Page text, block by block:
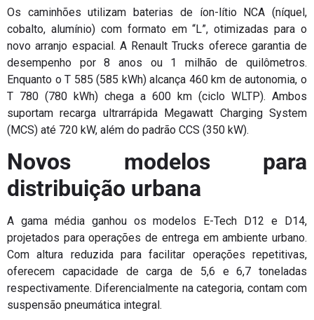
Os caminhões utilizam baterias de íon-lítio NCA (níquel,
cobalto, alumínio) com formato em “L”, otimizadas para o
novo arranjo espacial. A Renault Trucks oferece garantia de
desempenho por 8 anos ou 1 milhão de quilômetros.
Enquanto o T 585 (585 kWh) alcança 460 km de autonomia, o
T 780 (780 kWh) chega a 600 km (ciclo WLTP). Ambos
suportam recarga ultrarrápida Megawatt Charging System
(MCS) até 720 kW, além do padrão CCS (350 kW).
Novos modelos para
distribuição urbana
A gama média ganhou os modelos E-Tech D12 e D14,
projetados para operações de entrega em ambiente urbano.
Com altura reduzida para facilitar operações repetitivas,
oferecem capacidade de carga de 5,6 e 6,7 toneladas
respectivamente. Diferencialmente na categoria, contam com
suspensão pneumática integral.